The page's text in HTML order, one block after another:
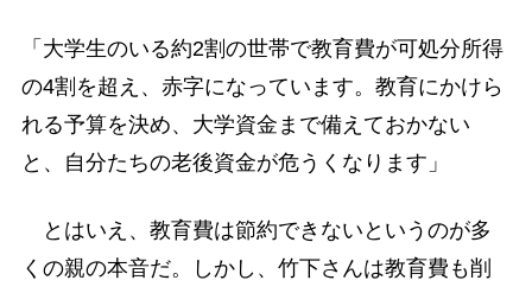
「大学生のいる約2割の世帯で教育費が可処分所得
の4割を超え、赤字になっています。教育にかけら
れる予算を決め、大学資金まで備えておかない
と、自分たちの老後資金が危うくなります」
とはいえ、教育費は節約できないというのが多
くの親の本音だ。しかし、竹下さんは教育費も削